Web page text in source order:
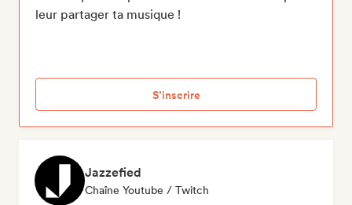
leur partager ta musique !
S’inscrire
Jazzefied
Chaîne Youtube / Twitch